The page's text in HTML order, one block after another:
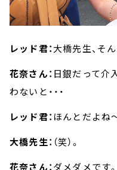
レッド君：大橋先生、そ
花奈さん： 日銀だって介
わないと・・・
レッド君：ほんとだよね
大橋先生： （笑）。
花奈さん：ダメダメです。